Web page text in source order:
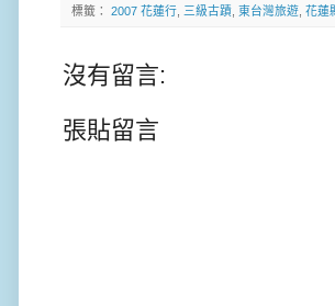
標籤： 2007 花蓮行 三級古蹟 東台灣旅遊 花蓮
沒有留言:
張貼留言